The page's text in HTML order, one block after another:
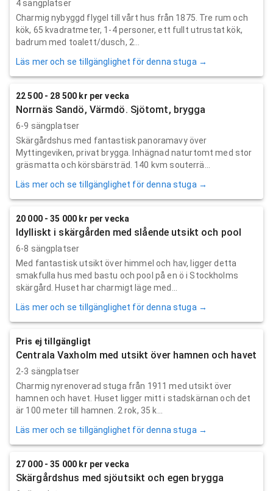
4 sängplatser
Charmig nybyggd flygel till vårt hus från 1875. Tre rum och
kök, 65 kvadratmeter, 1-4 personer, ett fullt utrustat kök,
badrum med toalett/dusch, 2...
Läs mer och se tillgänglighet för denna stuga →
22 500 - 28 500 kr per vecka
Norrnäs Sandö, Värmdö. Sjötomt, brygga
6-9 sängplatser
Skärgårdshus med fantastisk panoramavy över
Myttingeviken, privat brygga. Inhägnad naturtomt med stor
gräsmatta och körsbärsträd. 140 kvm souterrä...
Läs mer och se tillgänglighet för denna stuga →
20 000 - 35 000 kr per vecka
Idylliskt i skärgården med slående utsikt och pool
6-8 sängplatser
Med fantastisk utsikt över himmel och hav, ligger detta
smakfulla hus med bastu och pool på en ö i Stockholms
skärgård. Huset har charmigt läge med...
Läs mer och se tillgänglighet för denna stuga →
Pris ej tillgängligt
Centrala Vaxholm med utsikt över hamnen och havet
2-3 sängplatser
Charmig nyrenoverad stuga från 1911 med utsikt över
hamnen och havet. Huset ligger mitt i stadskärnan och det
är 100 meter till hamnen. 2 rok, 35 k...
Läs mer och se tillgänglighet för denna stuga →
27 000 - 35 000 kr per vecka
Skärgårdshus med sjöutsikt och egen brygga